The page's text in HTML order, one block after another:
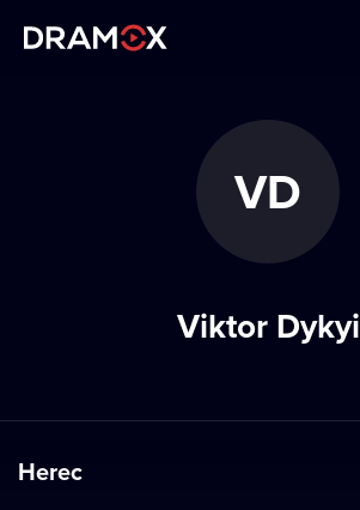
VD
Viktor Dykyi
Herec